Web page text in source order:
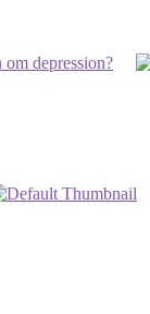
depression?